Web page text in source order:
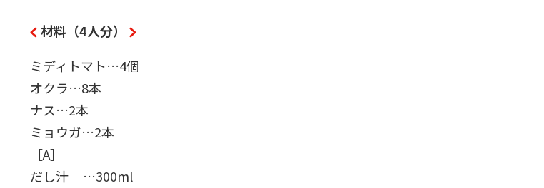
材料（4人分）
ミディトマト…4個
オクラ…8本
ナス…2本
ミョウガ…2本
［A］
だし汁 …300ml